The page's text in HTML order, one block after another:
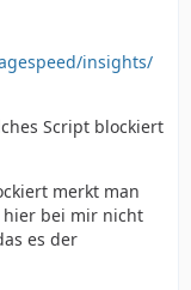
insights/
Script blockiert
merkt man
bei mir nicht
es der